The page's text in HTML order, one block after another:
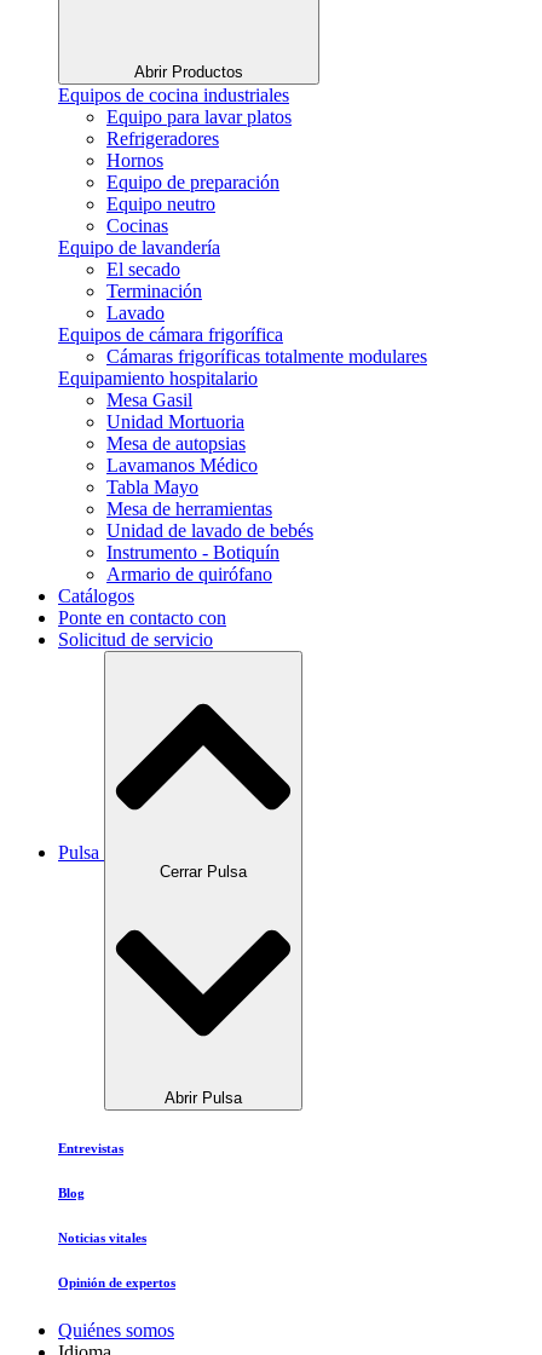
Abrir Productos
Equipos de cocina industriales
Equipo para lavar platos
Refrigeradores
Hornos
Equipo de preparación
Equipo neutro
Cocinas
Equipo de lavandería
El secado
Terminación
Lavado
Equipos de cámara frigorífica
Cámaras frigoríficas totalmente modulares
Equipamiento hospitalario
Mesa Gasil
Unidad Mortuoria
Mesa de autopsias
Lavamanos Médico
Tabla Mayo
Mesa de herramientas
Unidad de lavado de bebés
Instrumento - Botiquín
Armario de quirófano
Catálogos
Ponte en contacto con
Solicitud de servicio
Pulsa
Cerrar Pulsa
Abrir Pulsa
Entrevistas
Blog
Noticias vitales
Opinión de expertos
Quiénes somos